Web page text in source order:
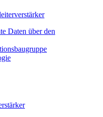
Daten über den